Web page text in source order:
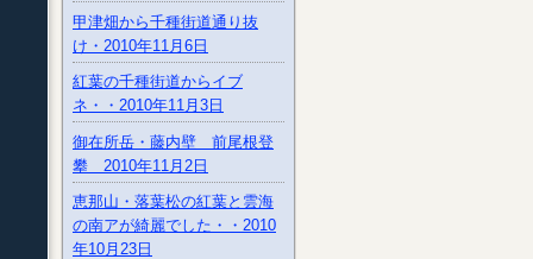
甲津畑から千種街道通り抜
け・2010年11月6日
紅葉の千種街道からイブ
ネ・・2010年11月3日
御在所岳・藤内壁 前尾根登
攀 2010年11月2日
恵那山・落葉松の紅葉と雲海
の南アが綺麗でした・・2010
年10月23日